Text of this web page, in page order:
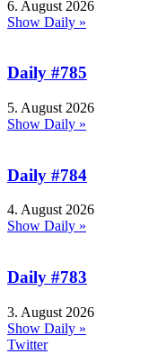
6. August 2026
Show Daily »
Daily #785
5. August 2026
Show Daily »
Daily #784
4. August 2026
Show Daily »
Daily #783
3. August 2026
Show Daily »
Twitter